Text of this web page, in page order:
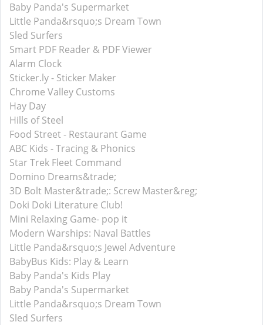
Baby Panda's Supermarket
Little Panda&rsquo;s Dream Town
Sled Surfers
Smart PDF Reader & PDF Viewer
Alarm Clock
Sticker.ly - Sticker Maker
Chrome Valley Customs
Hay Day
Hills of Steel
Food Street - Restaurant Game
ABC Kids - Tracing & Phonics
Star Trek Fleet Command
Domino Dreams&trade;
3D Bolt Master&trade;: Screw Master&reg;
Doki Doki Literature Club!
Mini Relaxing Game- pop it
Modern Warships: Naval Battles
Little Panda&rsquo;s Jewel Adventure
BabyBus Kids: Play & Learn
Baby Panda's Kids Play
Baby Panda's Supermarket
Little Panda&rsquo;s Dream Town
Sled Surfers